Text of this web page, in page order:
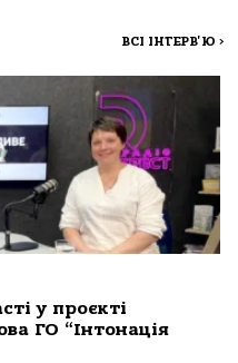
ВСІ ІНТЕРВ'Ю >
у проєкті
ГО “Інтонація